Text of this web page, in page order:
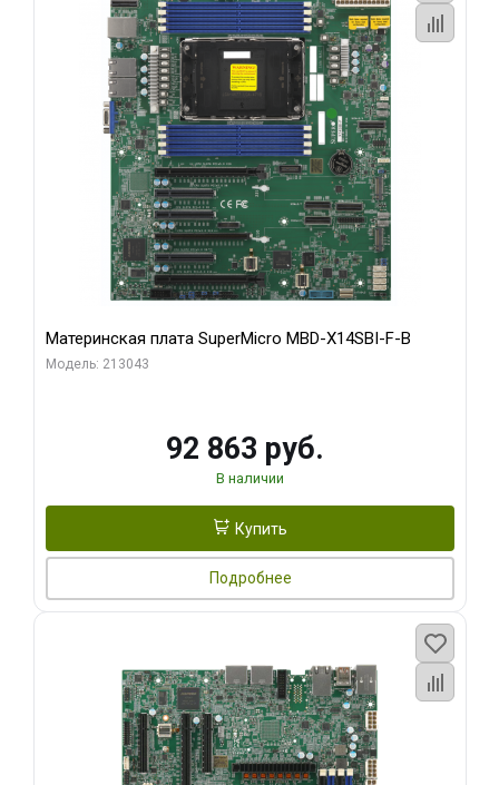
Материнская плата SuperMicro MBD-X14SBI-F-B
Модель: 213043
92 863 руб.
В наличии
Купить
Подробнее